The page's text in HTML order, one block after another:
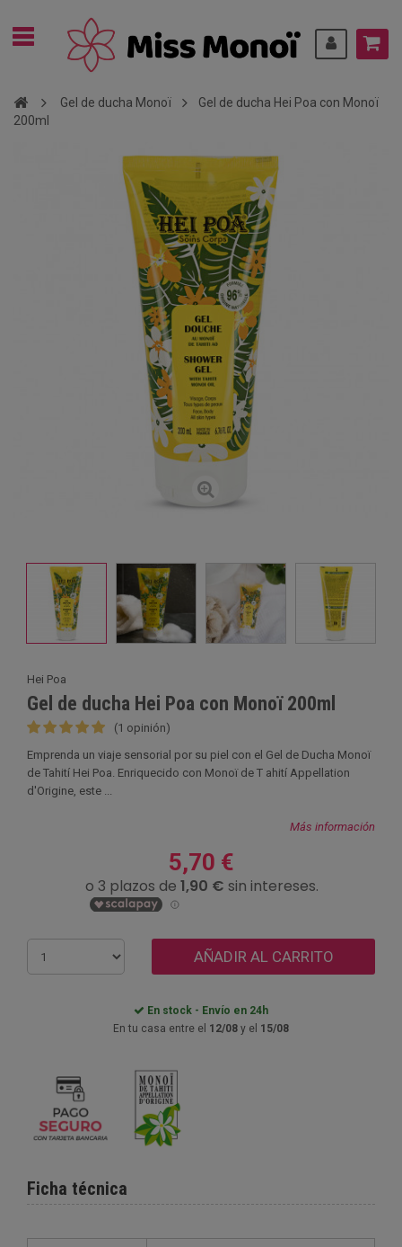
Gel de ducha Monoï
Gel de ducha Hei Poa con Monoï
200ml
Hei Poa
Gel de ducha Hei Poa con Monoï 200ml
(1 opinión)
Emprenda un viaje sensorial por su piel con el Gel de Ducha Monoï
de Tahití Hei Poa. Enriquecido con Monoï de T ahití Appellation
d'Origine, este ...
Más información
5,70 €
AÑADIR AL CARRITO
En stock - Envío en 24h
En tu casa entre el 12/08 y el 15/08
Ficha técnica